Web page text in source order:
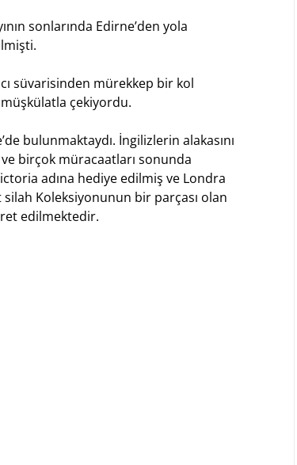
sonlarında Edirne’den yola
süvarisinden mürekkep bir kol
çekiyordu.
bulunmaktaydı. İngilizlerin alakasını
birçok müracaatları sonunda
adına hediye edilmiş ve Londra
Koleksiyonunun bir parçası olan
edilmektedir.